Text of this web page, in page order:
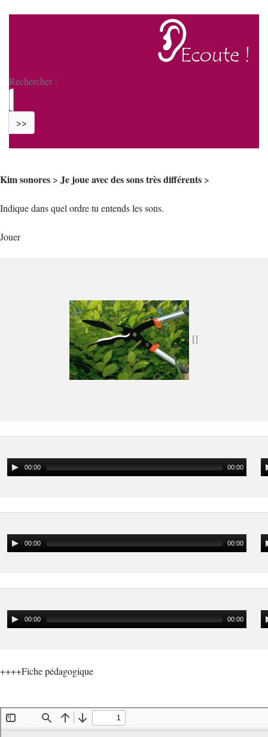
Rechercher :
>>
Kim sonores > Je joue avec des sons très différents >
Indique dans quel ordre tu entends les sons.
Jouer
00:00 00:00
00:00 00:00
00:00 00:00
++++Fiche pédagogique